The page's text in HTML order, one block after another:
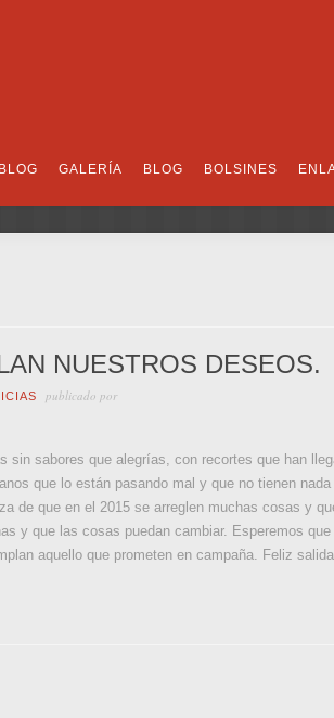
GALERÍA BLOG BOLSINES
NUESTROS DESEOS.
publicado por
sin sabores que alegrías, con recortes que han
que lo están pasando mal y que no tienen nada
de que en el 2015 se arreglen muchas cosas y
y que las cosas puedan cambiar. Esperemos
aquello que prometen en campaña. Feliz